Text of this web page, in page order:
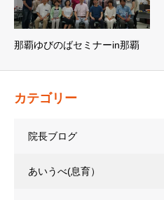
那覇ゆびのばセミナーin那覇
カテゴリー
院長ブログ
あいうべ(息育）